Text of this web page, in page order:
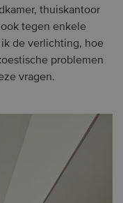
thuiskantoor
tegen enkele
de verlichting, hoe
problemen
vragen.